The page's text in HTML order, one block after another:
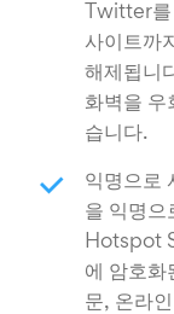
Twitter
사이트까
해제됩니
화벽을 우
습니다.
익명으로
을 익명으
Hotspot
에 암호화
문, 온라